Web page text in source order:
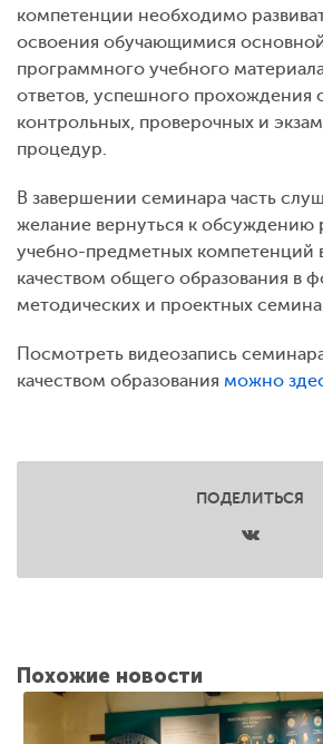
компетенции необходимо
освоения обучающимися
программного учебного
ответов, успешного прохождения
контрольных, проверочных и
процедур.
В завершении семинара часть
желание вернуться к обсуждению
учебно-предметных компетенций
качеством общего образования в
методических и проектных
Посмотреть видеозапись
качеством образования можно
ПОДЕЛИТЬСЯ
Похожие новости